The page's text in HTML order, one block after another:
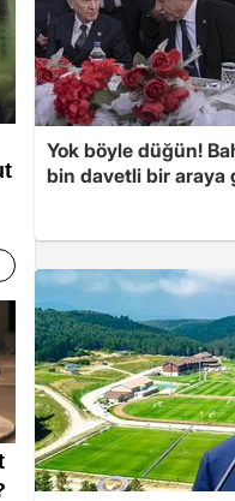
Yok böyle düğün!
bin davetli bir araya